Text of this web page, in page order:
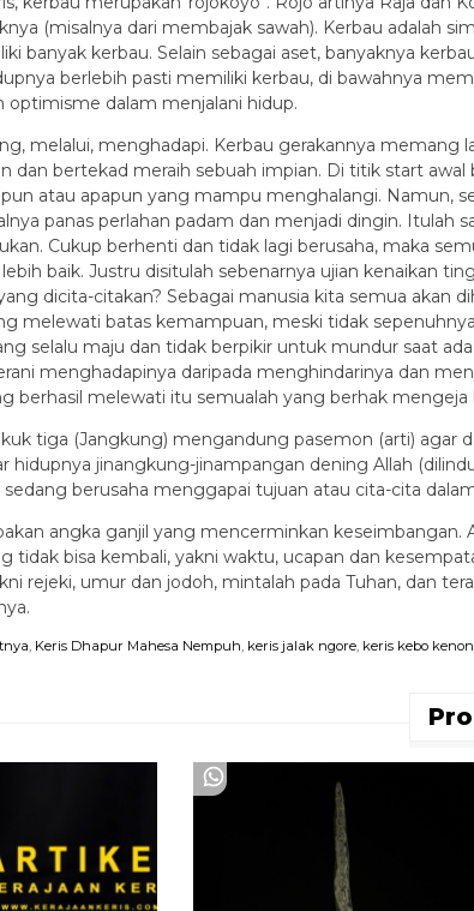
(misalnya dari membajak sawah). Kerbau adalah
banyak kerbau. Selain sebagai aset, banyaknya
berlebih pasti memiliki kerbau, di bawahnya
optimisme dalam menjalani hidup.
melalui, menghadapi. Kerbau gerakannya memang
dan bertekad meraih sebuah impian. Di titik start
atau apapun yang mampu menghalangi. Namun,
panas perlahan padam dan menjadi dingin. Itulah
Cukup berhenti dan tidak lagi berusaha, maka
baik. Justru disitulah sebenarnya ujian kenaikan
dicita-citakan? Sebagai manusia kita semua akan
melewati batas kemampuan, meski tidak
selalu maju dan tidak berpikir untuk mundur saat
menghadapinya daripada menghindarinya dan
berhasil melewati itu semualah yang berhak mengeja
tiga (Jangkung) mengandung pasemon (arti)
hidupnya jinangkung-jinampangan dening Allah
berusaha menggapai tujuan atau cita-cita
angka ganjil yang mencerminkan keseimbangan.
tidak bisa kembali, yakni waktu, ucapan dan
rejeki, umur dan jodoh, mintalah pada Tuhan, dan
, Keris Dhapur Mahesa Nempuh, keris jalak ngore, keris kebo